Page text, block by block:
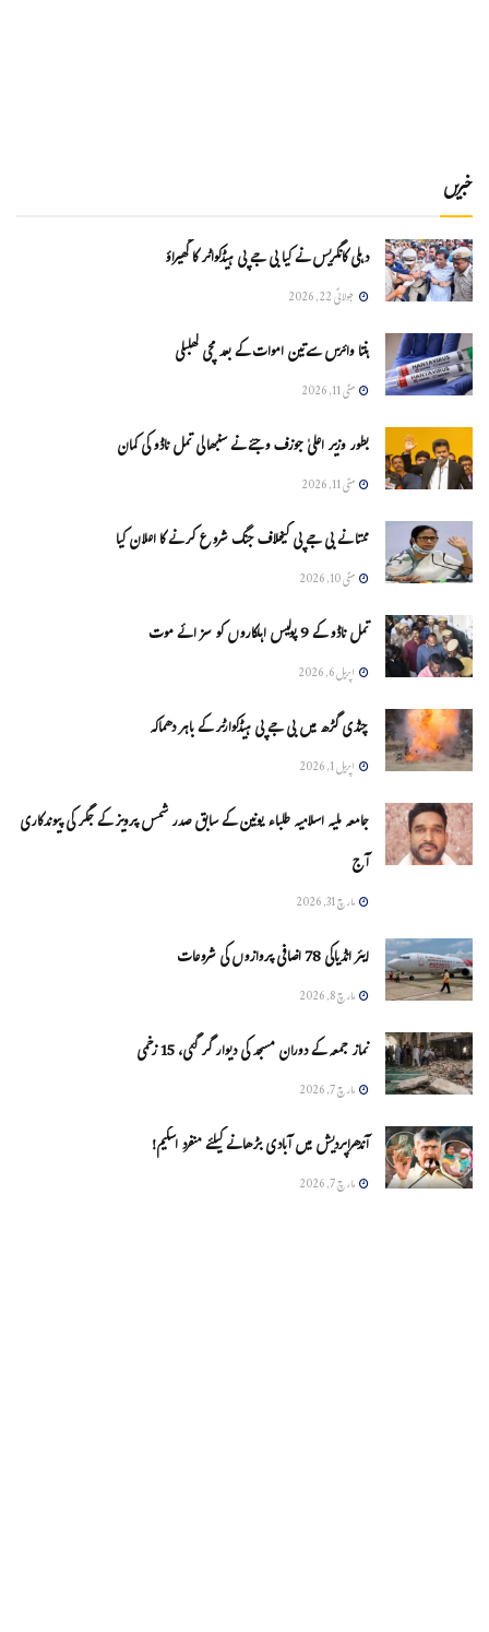
خبریں
دہلی کانگریس نے کیا بی جے پی ہیڈکواٹر کا گھیراؤ
جولائی 22, 2026
ہنتا وائرس سےتین اموات کے بعد مچی کھلبلی
مئی 11, 2026
بطور وزیر اعلیٰ جوزف وجئے نے سنبھالی تمل ناڈو کی کمان
مئی 11, 2026
ممتا نے بی جے پی کیخلاف جنگ شروع کرنے کا اعلان کیا
مئی 10, 2026
تمل ناڈو کے 9 پولیس اہلکاروں کو سزائے موت
اپریل 6, 2026
چنڈی گڑھ میں بی جے پی ہیڈکوارٹر کے باہر دھماکہ
اپریل 1, 2026
جامعہ ملیہ اسلامیہ طلباء یونین کے سابق صدر شمس پرویز کے جگر کی پیوندکاری
آج
مارچ 31, 2026
ایئر انڈیاکی 78 اضافی پروازوں کی شروعات
مارچ 8, 2026
نماز جمعہ کے دوران مسجد کی دیوار گر گئی، 15 زخمی
مارچ 7, 2026
آندھراپردیش میں آبادی بڑھانے کیلئے منفرد اسکیم!
مارچ 7, 2026